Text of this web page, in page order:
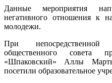
Данные мероприятия
негативного отношения к
молодежи.
При непосредственной
общественного
«Шпаковский» Аллы
посетили образовательное